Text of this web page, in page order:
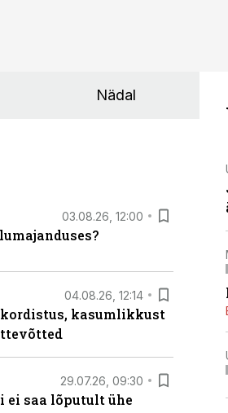
Nädal
03.08.26, 12:00
04.08.26, 12:14
kasumlikkust
29.07.26, 09:30
saa lõputult ühe